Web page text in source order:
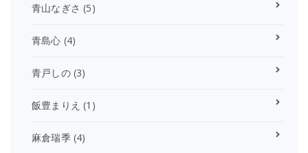
青山なぎさ (5)
青島心 (4)
青戸しの(3)
飯豊まりえ (1)
麻倉瑞季(4)